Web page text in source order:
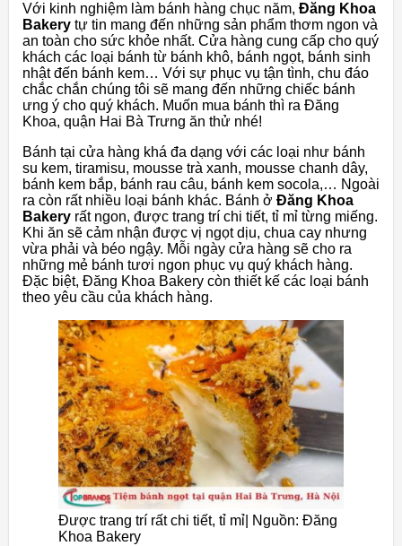
Với kinh nghiệm làm bánh hàng chục năm, Đăng Khoa
Bakery tự tin mang đến những sản phẩm thơm ngon và
an toàn cho sức khỏe nhất. Cửa hàng cung cấp cho quý
khách các loại bánh từ bánh khô, bánh ngọt, bánh sinh
nhật đến bánh kem… Với sự phục vụ tận tình, chu đáo
chắc chắn chúng tôi sẽ mang đến những chiếc bánh
ưng ý cho quý khách. Muốn mua bánh thì ra Đăng
Khoa, quận Hai Bà Trưng ăn thử nhé!
Bánh tại cửa hàng khá đa dạng với các loại như bánh
su kem, tiramisu, mousse trà xanh, mousse chanh dây,
bánh kem bắp, bánh rau câu, bánh kem socola,… Ngoài
ra còn rất nhiều loại bánh khác. Bánh ở Đăng Khoa
Bakery rất ngon, được trang trí chi tiết, tỉ mỉ từng miếng.
Khi ăn sẽ cảm nhận được vị ngọt dịu, chua cay nhưng
vừa phải và béo ngậy. Mỗi ngày cửa hàng sẽ cho ra
những mẻ bánh tươi ngon phục vụ quý khách hàng.
Đặc biệt, Đăng Khoa Bakery còn thiết kế các loại bánh
theo yêu cầu của khách hàng.
Được trang trí rất chi tiết, tỉ mỉ| Nguồn: Đăng
Khoa Bakery